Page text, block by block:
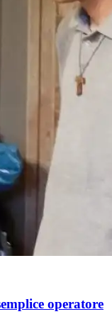
operatore